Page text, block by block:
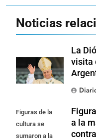
Noticias
La
visita
Figuras de la
cultura se
sumaron a la
a la